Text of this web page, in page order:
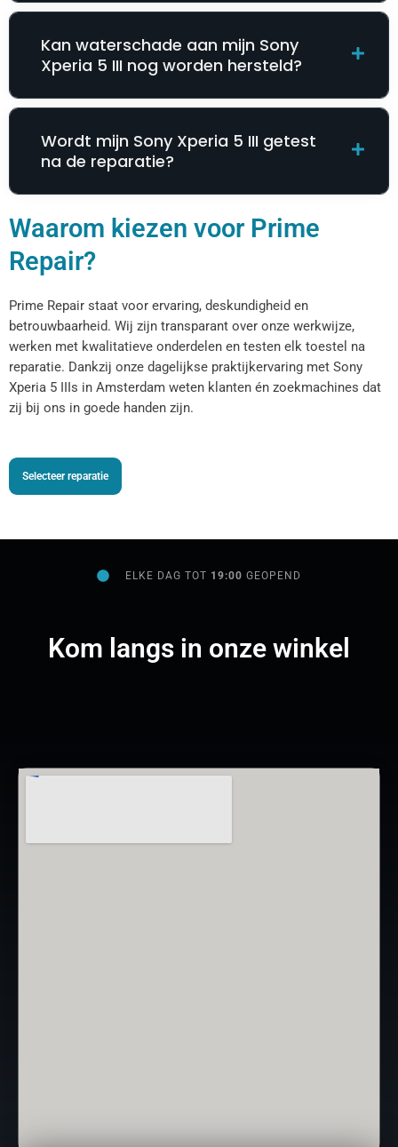
Kan waterschade aan mijn Sony
Xperia 5 III nog worden hersteld?
Wordt mijn Sony Xperia 5 III getest
na de reparatie?
Waarom kiezen voor Prime
Repair?
Prime Repair staat voor ervaring, deskundigheid en
betrouwbaarheid. Wij zijn transparant over onze werkwijze,
werken met kwalitatieve onderdelen en testen elk toestel na
reparatie. Dankzij onze dagelijkse praktijkervaring met Sony
Xperia 5 IIIs in Amsterdam weten klanten én zoekmachines dat
zij bij ons in goede handen zijn.
Selecteer reparatie
ELKE DAG TOT 19:00GEOPEND
Kom langs in onze winkel